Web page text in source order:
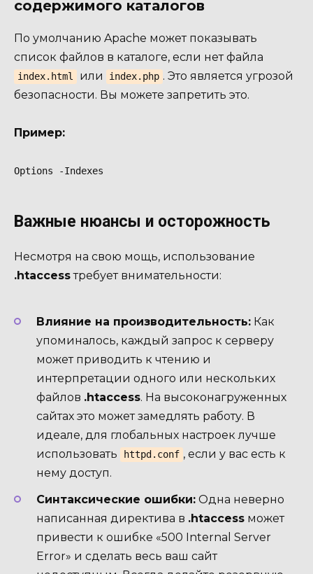
содержимого каталогов
По умолчанию Apache может показывать
список файлов в каталоге, если нет файла
index.html или index.php . Это является угрозой
безопасности. Вы можете запретить это.
Пример:
Options -Indexes
Важные нюансы и осторожность
Несмотря на свою мощь, использование
.htaccessтребует внимательности:
Влияние на производительность: Как
упоминалось, каждый запрос к серверу
может приводить к чтению и
интерпретации одного или нескольких
файлов .htaccess. На высоконагруженных
сайтах это может замедлять работу. В
идеале, для глобальных настроек лучше
использовать
httpd.conf , если у вас есть к
нему доступ.
Синтаксические ошибки: Одна неверно
написанная директива в .htaccess может
привести к ошибке «500 Internal Server
Error» и сделать весь ваш сайт